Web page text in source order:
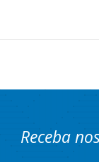
Receba